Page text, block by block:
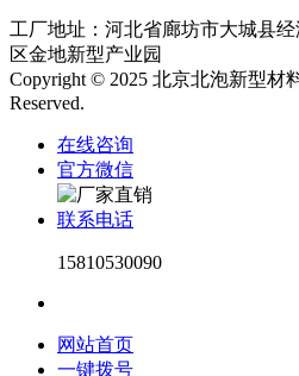
工厂地址：河北省廊坊市大城县
区金地新型产业园
Copyright © 2025 北京北泡新型材
Reserved.
在线咨询
官方微信
联系电话
15810530090
网站首页
一键拨号